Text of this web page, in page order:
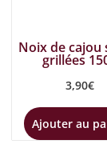
Noix de cajou
grillées
3,90€
Ajouter au